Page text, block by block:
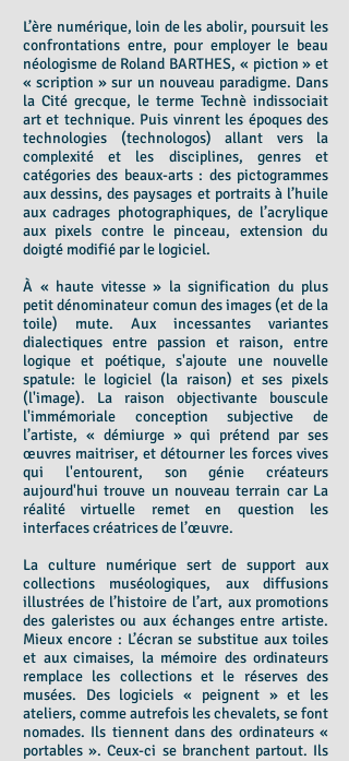
L’ère numérique, loin de les abolir, poursuit les
confrontations entre, pour employer le beau
néologisme de Roland BARTHES, « piction » et
« scription » sur un nouveau paradigme. Dans
la Cité grecque, le terme Technè indissociait
art et technique. Puis vinrent les époques des
technologies (technologos) allant vers la
complexité et les disciplines, genres et
catégories des beaux-arts : des pictogrammes
aux dessins, des paysages et portraits à l’huile
aux cadrages photographiques, de l’acrylique
aux pixels contre le pinceau, extension du
doigté modifié par le logiciel.
À « haute vitesse » la signification du plus
petit dénominateur comun des images (et de la
toile) mute. Aux incessantes variantes
dialectiques entre passion et raison, entre
logique et poétique, s'ajoute une nouvelle
spatule: le logiciel (la raison) et ses pixels
(l'image). La raison objectivante bouscule
l'immémoriale conception subjective de
l’artiste, « démiurge » qui prétend par ses
œuvres maitriser, et détourner les forces vives
qui l'entourent, son génie créateurs
aujourd'hui trouve un nouveau terrain car La
réalité virtuelle remet en question les
interfaces créatrices de l’œuvre.
La culture numérique sert de support aux
collections muséologiques, aux diffusions
illustrées de l’histoire de l’art, aux promotions
des galeristes ou aux échanges entre artiste.
Mieux encore : L’écran se substitue aux toiles
et aux cimaises, la mémoire des ordinateurs
remplace les collections et le réserves des
musées. Des logiciels « peignent » et les
ateliers, comme autrefois les chevalets, se font
nomades. Ils tiennent dans des ordinateurs «
portables ». Ceux-ci se branchent partout. Ils